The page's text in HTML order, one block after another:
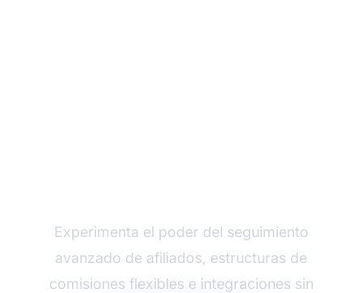
Experimenta el poder del seguimiento
avanzado de afiliados, estructuras de
comisiones flexibles e integraciones sin